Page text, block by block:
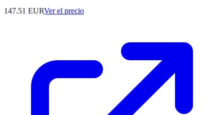
147.51 EURVer el precio